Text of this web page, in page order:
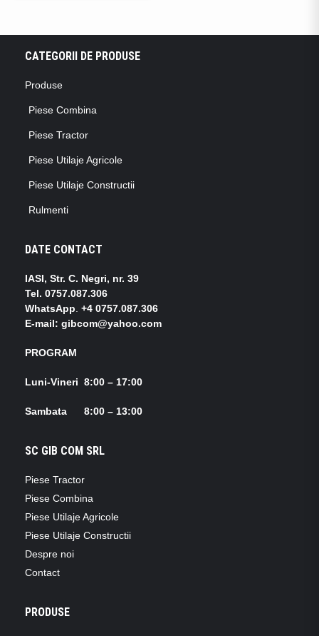
CATEGORII DE PRODUSE
Produse
Piese Combina
Piese Tractor
Piese Utilaje Agricole
Piese Utilaje Constructii
Rulmenti
DATE CONTACT
IASI, Str. C. Negri, nr. 39
Tel. 0757.087.306
WhatsApp. +4 0757.087.306
E-mail: gibcom@yahoo.com
PROGRAM
Luni-Vineri 8:00 – 17:00
Sambata 8:00 – 13:00
SC GIB COM SRL
Piese Tractor
Piese Combina
Piese Utilaje Agricole
Piese Utilaje Constructii
Despre noi
Contact
PRODUSE